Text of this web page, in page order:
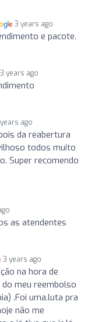
3 years ago
e pacote.
3 years ago
ago
da reabertura
todos muito
Super recomendo
as atendentes
3 years ago
na hora de
meu reembolso
.Foi uma.luta pra
não me